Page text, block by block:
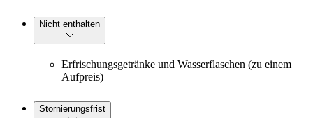
Nicht enthalten
Erfrischungsgetränke und Wasserflaschen (zu einem
Aufpreis)
Stornierungsfrist